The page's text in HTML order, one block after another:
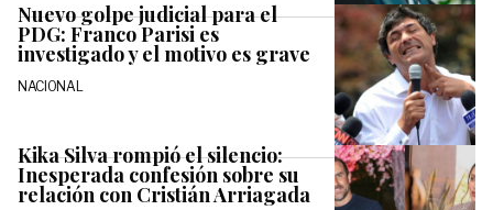
Nuevo golpe judicial para el
PDG: Franco Parisi es
investigado y el motivo es grave
NACIONAL
Kika Silva rompió el silencio:
Inesperada confesión sobre su
relación con Cristián Arriagada